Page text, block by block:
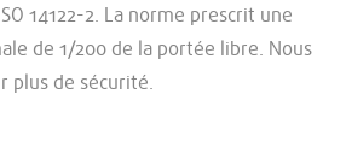
14122-2. La norme prescrit une
de 1/200 de la portée libre. Nous
plus de sécurité.